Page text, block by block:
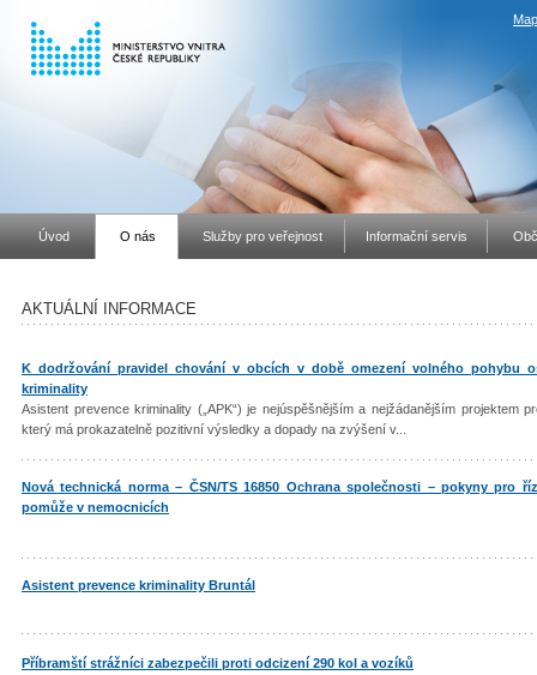
Úvod O nás Služby pro veřejnost Informační servis
AKTUÁLNÍ INFORMACE
K dodržování pravidel chování v obcích v době omezení volného pohybu
kriminality
Asistent prevence kriminality („APK“) je nejúspěšnějším a nejžádanějším projektem
který má prokazatelně pozitivní výsledky a dopady na zvýšení v...
Nová technická norma – ČSN/TS 16850 Ochrana společnosti – pokyny pro
pomůže v nemocnicích
Asistent prevence kriminality Bruntál
Příbramští strážníci zabezpečili proti odcizení 290 kol a vozíků